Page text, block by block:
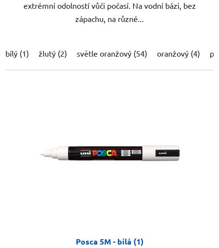
extrémní odolností vůči počasí. Na vodní bázi, bez
zápachu, na různé...
bílý (1) žlutý (2) světle oranžový (54) oranžový (4)
Posca 5M - bílá (1)